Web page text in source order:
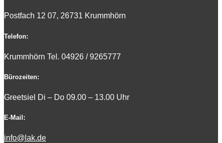
Postfach 12 07, 26731 Krummhörn
Telefon:
Krummhörn Tel. 04926 / 9265777
Bürozeiten:
Greetsiel Di – Do 09.00 – 13.00 Uhr
E-Mail:
info@lak.de